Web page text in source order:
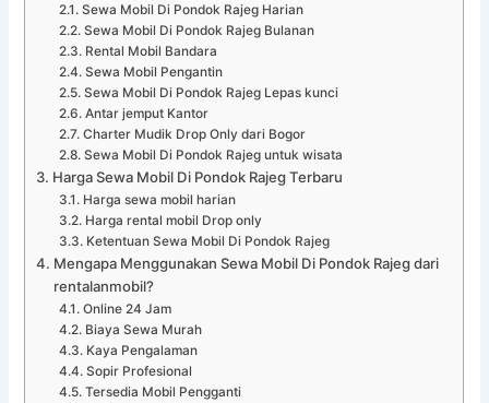
Sewa Mobil Di Pondok Rajeg Harian
Sewa Mobil Di Pondok Rajeg Bulanan
Rental Mobil Bandara
Sewa Mobil Pengantin
Sewa Mobil Di Pondok Rajeg Lepas kunci
Antar jemput Kantor
Charter Mudik Drop Only dari Bogor
Sewa Mobil Di Pondok Rajeg untuk wisata
Harga Sewa Mobil Di Pondok Rajeg Terbaru
Harga sewa mobil harian
Harga rental mobil Drop only
Ketentuan Sewa Mobil Di Pondok Rajeg
Mengapa Menggunakan Sewa Mobil Di Pondok Rajeg dari
rentalanmobil?
Online 24 Jam
Biaya Sewa Murah
Kaya Pengalaman
Sopir Profesional
Tersedia Mobil Pengganti